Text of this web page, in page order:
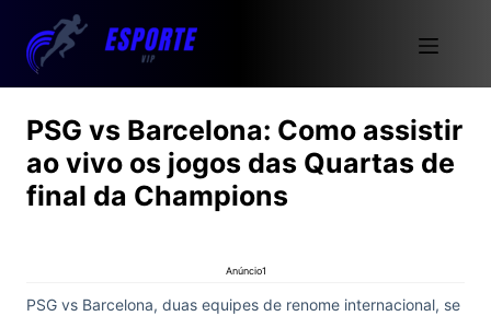
PSG vs Barcelona: Como assistir
ao vivo os jogos das Quartas de
final da Champions
Anúncio1
PSG vs Barcelona, duas equipes de renome internacional, se